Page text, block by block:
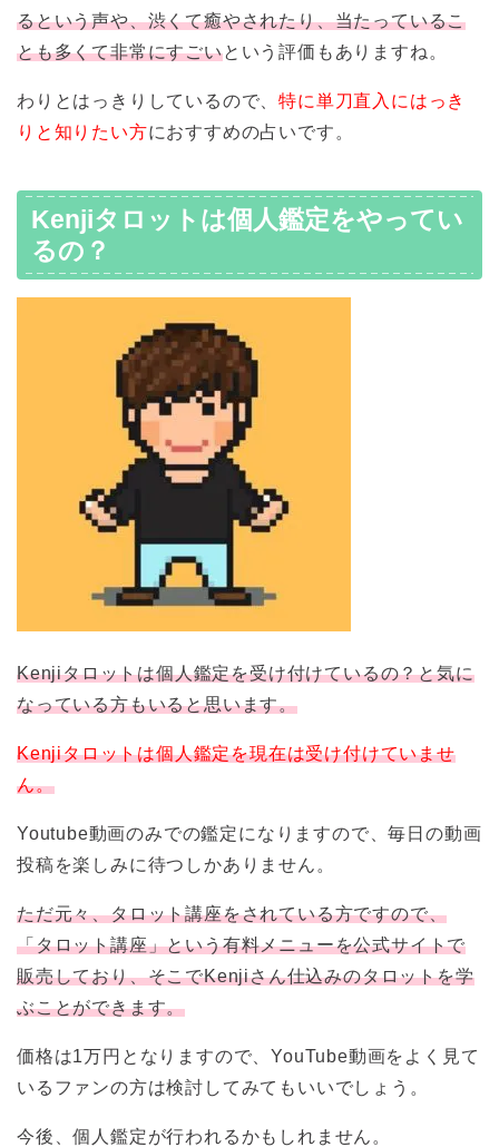
るという声や、渋くて癒やされたり、当たっているこ
とも多くて非常にすごいという評価もありますね。
わりとはっきりしているので、特に単刀直入にはっき
りと知りたい方におすすめの占いです。
Kenjiタロットは個人鑑定をやってい
るの？
Kenjiタロットは個人鑑定を受け付けているの？と気に
なっている方もいると思います。
Kenjiタロットは個人鑑定を現在は受け付けていませ
ん。
Youtube動画のみでの鑑定になりますので、毎日の動画
投稿を楽しみに待つしかありません。
ただ元々、タロット講座をされている方ですので、
「タロット講座」という有料メニューを公式サイトで
販売しており、そこでKenjiさん仕込みのタロットを学
ぶことができます。
価格は1万円となりますので、YouTube動画をよく見て
いるファンの方は検討してみてもいいでしょう。
今後、個人鑑定が行われるかもしれません。